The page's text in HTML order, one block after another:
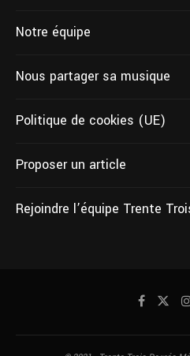
Notre équipe
Nous partager sa musique
Politique de cookies (UE)
Proposer un article
Rejoindre l’équipe Trente